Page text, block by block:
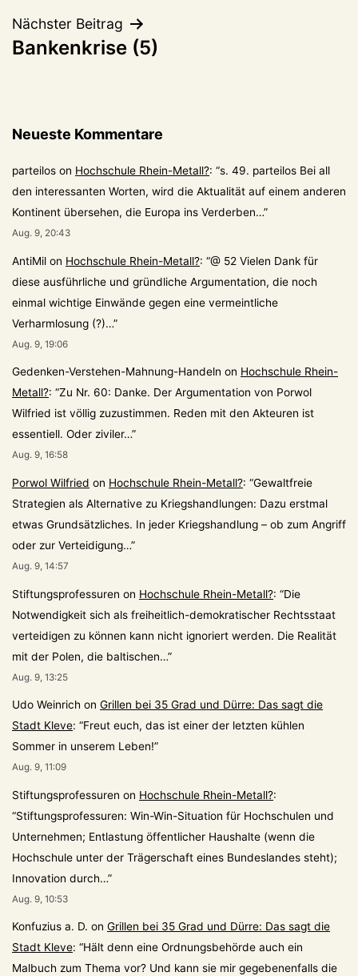
Nächster Beitrag
Bankenkrise (5)
Neueste Kommentare
parteilos on Hochschule Rhein-Metall?: “s. 49. parteilos Bei all
den interessanten Worten, wird die Aktualität auf einem anderen
Kontinent übersehen, die Europa ins Verderben…”
Aug. 9, 20:43
AntiMil on Hochschule Rhein-Metall?: “@ 52 Vielen Dank für
diese ausführliche und gründliche Argumentation, die noch
einmal wichtige Einwände gegen eine vermeintliche
Verharmlosung (?)…”
Aug. 9, 19:06
Gedenken-Verstehen-Mahnung-Handeln on Hochschule Rhein-
Metall?: “Zu Nr. 60: Danke. Der Argumentation von Porwol
Wilfried ist völlig zuzustimmen. Reden mit den Akteuren ist
essentiell. Oder ziviler…”
Aug. 9, 16:58
Porwol Wilfried on Hochschule Rhein-Metall?: “Gewaltfreie
Strategien als Alternative zu Kriegshandlungen: Dazu erstmal
etwas Grundsätzliches. In jeder Kriegshandlung – ob zum Angriff
oder zur Verteidigung…”
Aug. 9, 14:57
Stiftungsprofessuren on Hochschule Rhein-Metall?: “Die
Notwendigkeit sich als freiheitlich-demokratischer Rechtsstaat
verteidigen zu können kann nicht ignoriert werden. Die Realität
mit der Polen, die baltischen…”
Aug. 9, 13:25
Udo Weinrich on Grillen bei 35 Grad und Dürre: Das sagt die
Stadt Kleve: “Freut euch, das ist einer der letzten kühlen
Sommer in unserem Leben!”
Aug. 9, 11:09
Stiftungsprofessuren on Hochschule Rhein-Metall?:
“Stiftungsprofessuren: Win-Win-Situation für Hochschulen und
Unternehmen; Entlastung öffentlicher Haushalte (wenn die
Hochschule unter der Trägerschaft eines Bundeslandes steht);
Innovation durch…”
Aug. 9, 10:53
Konfuzius a. D. on Grillen bei 35 Grad und Dürre: Das sagt die
Stadt Kleve: “Hält denn eine Ordnungsbehörde auch ein
Malbuch zum Thema vor? Und kann sie mir gegebenenfalls die